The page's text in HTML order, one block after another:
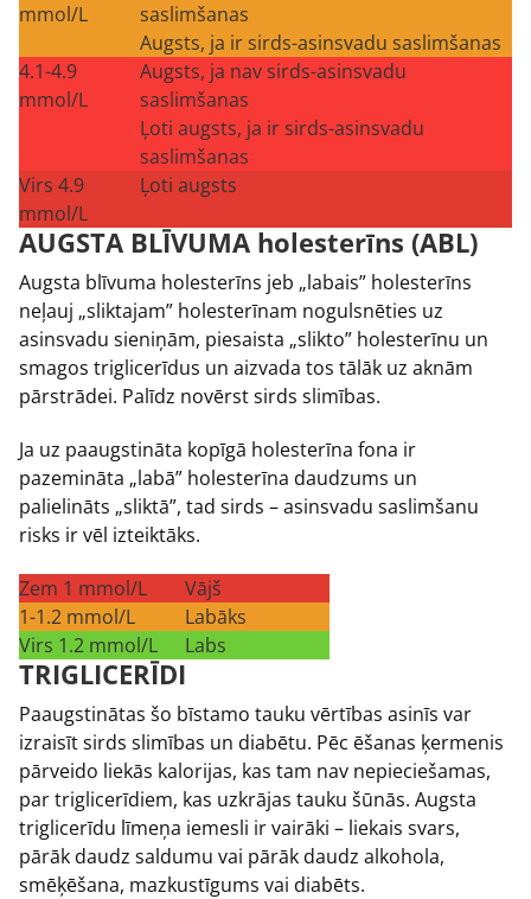
mmol/L
saslimšanas
Augsts, ja ir sirds-asinsvadu saslimšanas
4.1-4.9
mmol/L
Augsts, ja nav sirds-asinsvadu
saslimšanas
Ļoti augsts, ja ir sirds-asinsvadu
saslimšanas
Virs 4.9
mmol/L
Ļoti augsts
AUGSTA BLĪVUMA holesterīns (ABL)
Augsta blīvuma holesterīns jeb „labais” holesterīns
neļauj „sliktajam” holesterīnam nogulsnēties uz
asinsvadu sieniņām, piesaista „slikto” holesterīnu un
smagos triglicerīdus un aizvada tos tālāk uz aknām
pārstrādei. Palīdz novērst sirds slimības.
Ja uz paaugstināta kopīgā holesterīna fona ir
pazemināta „labā” holesterīna daudzums un
palielināts „sliktā”, tad sirds – asinsvadu saslimšanu
risks ir vēl izteiktāks.
Zem 1 mmol/L
Vājš
1-1.2 mmol/L
Labāks
Virs 1.2 mmol/L
Labs
TRIGLICERĪDI
Paaugstinātas šo bīstamo tauku vērtības asinīs var
izraisīt sirds slimības un diabētu. Pēc ēšanas ķermenis
pārveido liekās kalorijas, kas tam nav nepieciešamas,
par triglicerīdiem, kas uzkrājas tauku šūnās. Augsta
triglicerīdu līmeņa iemesli ir vairāki – liekais svars,
pārāk daudz saldumu vai pārāk daudz alkohola,
smēķēšana, mazkustīgums vai diabēts.